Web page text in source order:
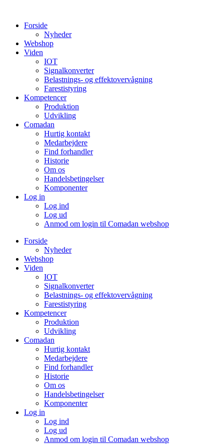
indholdForside
Nyheder
Webshop
Viden
IOT
Signalkonverter
Belastnings- og effektovervågning
Farestistyring
Kompetencer
Produktion
Udvikling
Comadan
Hurtig kontakt
Medarbejdere
Find forhandler
Historie
Om os
Handelsbetingelser
Komponenter
Log in
Log ind
Log ud
Anmod om login til Comadan webshop
Forside
Nyheder
Webshop
Viden
IOT
Signalkonverter
Belastnings- og effektovervågning
Farestistyring
Kompetencer
Produktion
Udvikling
Comadan
Hurtig kontakt
Medarbejdere
Find forhandler
Historie
Om os
Handelsbetingelser
Komponenter
Log in
Log ind
Log ud
Anmod om login til Comadan webshop